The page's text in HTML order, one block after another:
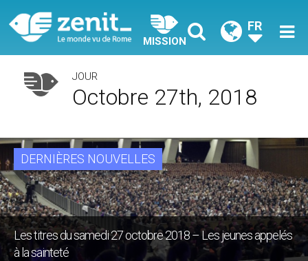
MISSION
FR
JOUR
Octobre 27th, 2018
DERNIÈRES NOUVELLES
Les titres du samedi 27 octobre 2018 – Les jeunes appelés
à la sainteté